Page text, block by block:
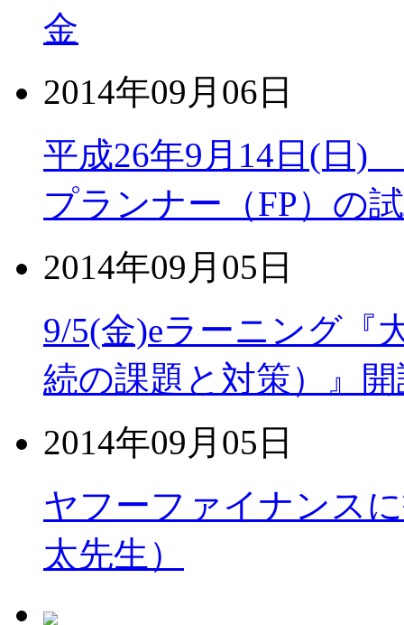
金
2014年09月06日
平成26年9月14日(日)
プランナー（FP）の
2014年09月05日
9/5(金)eラーニング『
続の課題と対策）』
2014年09月05日
ヤフーファイナンス
太先生）